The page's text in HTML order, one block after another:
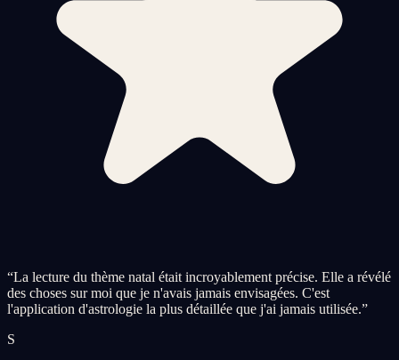
“La lecture du thème natal était incroyablement précise. Elle a révélé
des choses sur moi que je n'avais jamais envisagées. C'est
l'application d'astrologie la plus détaillée que j'ai jamais utilisée.”
S